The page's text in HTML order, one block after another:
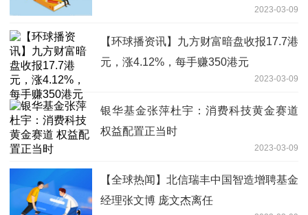
2023-03-09
【环球播资讯】九方财富暗盘收报17.7港
元，涨4.12%，每手赚350港元
2023-03-09
银华基金张萍杜宇：消费科技黄金赛道
权益配置正当时
2023-03-09
【全球热闻】北信瑞丰中国智造增聘基金
经理张文博 庞文杰离任